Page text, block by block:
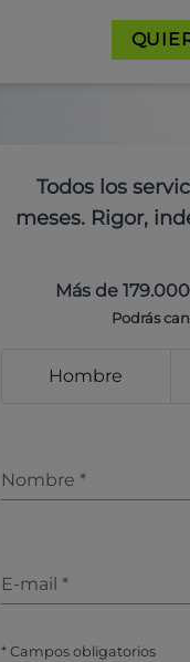
Todos los
meses. Rigor,
Más de
Podrás
Hombre
Nombre *
E-mail *
* Campos obligatorios